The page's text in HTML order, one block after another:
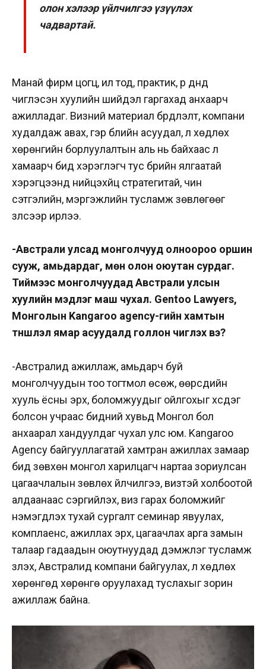
олон хэлээр үйлчилгээ үзүүлэх
чадвартай.
Манай фирм цогц, ил тод, практик, үр дүнд
чиглэсэн хуулийн шийдэл гаргахад анхаарч
ажилладаг. Визний материал бүрдүүлэлт, компани
худалдаж авах, гэр бүлийн асуудал, үл хөдлөх
хөрөнгийн борлуулалтын аль нь байхаас үл
хамаарч бид хэрэглэгч тус бүрийн ялгаатай
хэрэгцээнд нийцэхүйц стратегитай, чин
сэтгэлийн, мэргэжлийн тусламж зөвлөгөөг
үзүүлсээр ирлээ.
-Австрали улсад монголчууд олноороо оршин
сууж, амьдардаг, мөн олон оюутан сурдаг.
Тиймээс монголчуудад Австрали улсын
хуулийн мэдлэг маш чухал. Gentoo Lawyers,
Монголын Kangaroo agency-гийн хамтын
түншлэл ямар асуудалд голлон чиглэх вэ?
-Австралид ажиллаж, амьдарч буй
монголчуудын тоо тогтмол өсөж, өөрсдийн
хууль ёсны эрх, боломжуудыг ойлгохыг хүсдэг
болсон учраас бидний хувьд Монгол бол
анхаарал хандуулдаг чухал улс юм. Kangaroo
Agency байгууллагатай хамтран ажиллах замаар
бид зөвхөн монгол харилцагч нартаа зориулсан
цагаачлалын зөвлөх үйлчилгээ, визтэй холбоотой
алдаанаас сэргийлэх, виз гарах боломжийг
нэмэгдүүлэх тухай сургалт семинар явуулах,
комплаенс, ажиллах эрх, цагаачлах арга замын
талаар гадаадын оюутнуудад дэмжлэг тусламж
үзүүлэх, Австралид компани байгуулах, үл хөдлөх
хөрөнгөд хөрөнгө оруулахад туслахыг зорин
ажиллаж байна.